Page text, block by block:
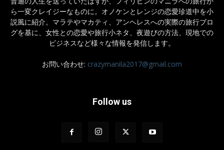
ら一変クレイジーなものに。オノケンとレンジの恋愛珍道中を小
説風に紹介。マラテやマカティ、アンヘレスへの実際の旅行ブロ
グを基に、女性との恋愛や旅行小ネタ、夜遊びの方法、現地での
ビジネスなど様々な情報を発信します。
お問い合わせ: crazymanila2017@gmail.com
Follow us